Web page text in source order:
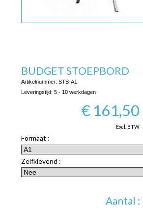
BUDGET STOEPBORD
Artikelnummer: STB-A1
Leveringstijd: 5 - 10 werkdagen
€ 161,50
Excl. BTW
Formaat :
Zelfklevend :
Aantal :